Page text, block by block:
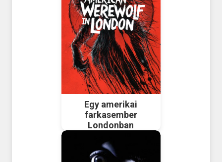
Egy amerikai
farkasember
Londonban